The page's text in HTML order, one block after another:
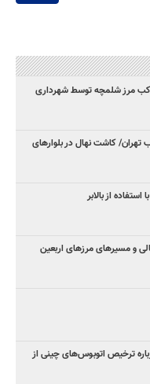
مرز شلمچه توسط شهرداری
کاشت نهال در بلوارهای
و مسیرهای مرزهای اربعین
ترخیص اتوبوس‌های چینی از